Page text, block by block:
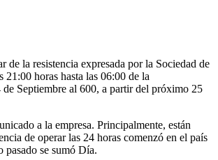
de la resistencia expresada por la Sociedad de
horas hasta las 06:00 de la
de Septiembre al 600, a partir del próximo 25
a la empresa. Principalmente, están
de operar las 24 horas comenzó en el país
pasado se sumó Día.